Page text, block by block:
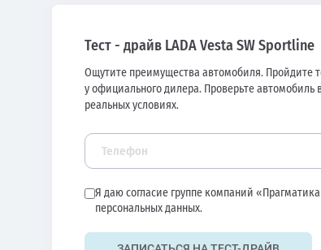
Тест - драйв LADA Vesta SW Sportline
Ощутите преимущества автомобиля. Пройдите
у официального дилера. Проверьте автомобиль
реальных условиях.
Я даю согласие группе компаний
персональных данных.